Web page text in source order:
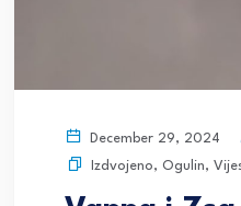
December 29, 2024
Izdvojeno, Ogulin,